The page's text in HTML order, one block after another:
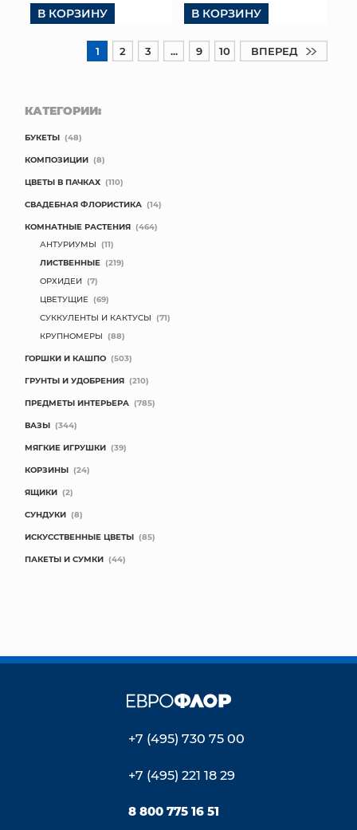
В КОРЗИНУ В КОРЗИНУ
1 2 3 ... 9 10 ВПЕРЕД
КАТЕГОРИИ:
БУКЕТЫ (48)
КОМПОЗИЦИИ (8)
ЦВЕТЫ В ПАЧКАХ (110)
СВАДЕБНАЯ ФЛОРИСТИКА (14)
КОМНАТНЫЕ РАСТЕНИЯ (464)
АНТУРИУМЫ (11)
ЛИСТВЕННЫЕ (219)
ОРХИДЕИ (7)
ЦВЕТУЩИЕ (69)
СУККУЛЕНТЫ И КАКТУСЫ (71)
КРУПНОМЕРЫ (88)
ГОРШКИ И КАШПО (503)
ГРУНТЫ И УДОБРЕНИЯ (210)
ПРЕДМЕТЫ ИНТЕРЬЕРА (785)
ВАЗЫ (344)
МЯГКИЕ ИГРУШКИ (39)
КОРЗИНЫ (24)
ЯЩИКИ (2)
СУНДУКИ (8)
ИСКУССТВЕННЫЕ ЦВЕТЫ (85)
ПАКЕТЫ И СУМКИ (44)
+7 (495) 730 75 00
+7 (495) 221 18 29
8 800 775 16 51